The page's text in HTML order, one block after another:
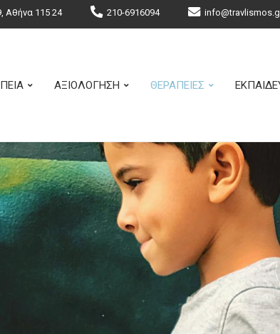
Αθήνα 115 24 210-6916094
ΑΞΙΟΛΟΓΗΣΗ ΘΕΡΑΠΕΙΕΣ